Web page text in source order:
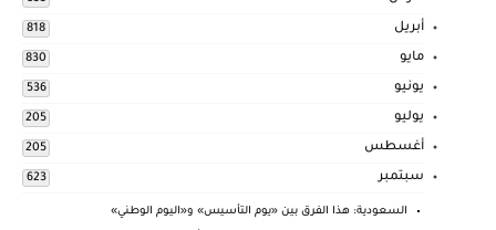
أبريل 818
مايو 830
يونيو 536
يوليو 205
أغسطس 205
سبتمبر 623
السعودية: هذا الفرق بين «يوم التأسيس» و«اليوم الوطني»